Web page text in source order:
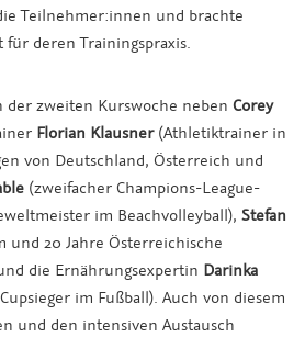
Teilnehmer:innen und brachte
deren Trainingspraxis.
zweiten Kurswoche neben Corey
Florian Klausner(Athletiktrainer in
von Deutschland, Österreich und
(zweifacher Champions-League-
im Beachvolleyball), Stefan
und 20 Jahre Österreichische
die Ernährungsexpertin Darinka
im Fußball). Auch von diesem
und den intensiven Austausch